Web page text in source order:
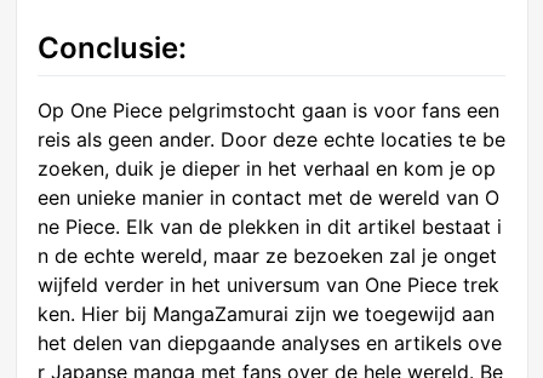
Conclusie:
Op One Piece pelgrimstocht gaan is voor fans een
reis als geen ander. Door deze echte locaties te be
zoeken, duik je dieper in het verhaal en kom je op
een unieke manier in contact met de wereld van O
ne Piece. Elk van de plekken in dit artikel bestaat i
n de echte wereld, maar ze bezoeken zal je onget
wijfeld verder in het universum van One Piece trek
ken. Hier bij MangaZamurai zijn we toegewijd aan
het delen van diepgaande analyses en artikels ove
r Japanse manga met fans over de hele wereld. Be